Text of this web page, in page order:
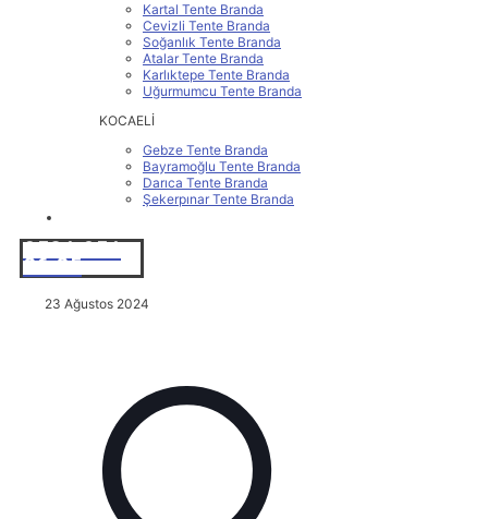
Kartal Tente Branda
Cevizli Tente Branda
Soğanlık Tente Branda
Atalar Tente Branda
Karlıktepe Tente Branda
Uğurmumcu Tente Branda
KOCAELİ
Gebze Tente Branda
Bayramoğlu Tente Branda
Darıca Tente Branda
Şekerpınar Tente Branda
İLETİŞİM
0531 251
86 25
23 Ağustos 2024